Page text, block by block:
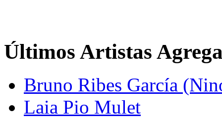
Últimos Artistas
Bruno Ribes García
Laia Pio Mulet